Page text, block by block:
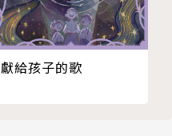
獻給孩子的歌